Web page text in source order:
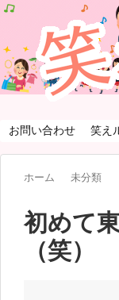
お問い合わせ 笑え
ホーム 未分類
初めて
（笑）